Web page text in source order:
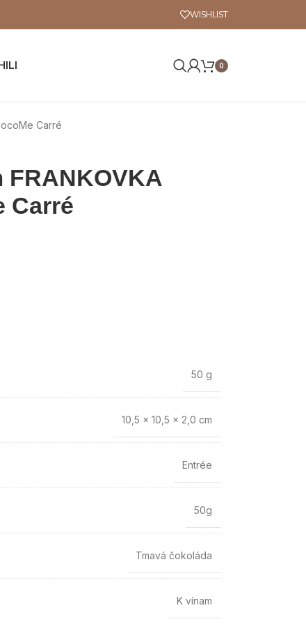
WISHLIST
0
Carré
Carré
50 g
10,5 × 10,5 × 2,0 cm
Entrée
50g
Tmavá čokoláda
K vínam